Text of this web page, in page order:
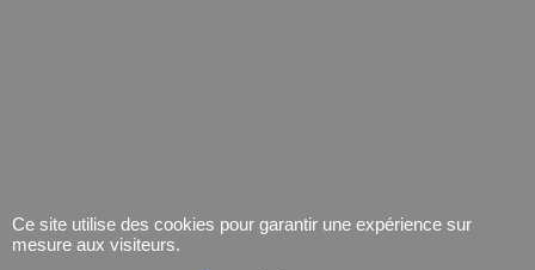
GPS
Ce site utilise des cookies pour garantir une expérience sur
mesure aux visiteurs.